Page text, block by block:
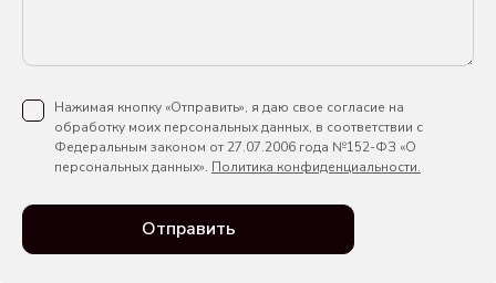
Нажимая кнопку «Отправить», я даю свое согласие на
обработку моих персональных данных, в соответствии с
Федеральным законом от 27.07.2006 года №152-ФЗ «О
персональных данных». Политика конфиденциальности.
Отправить